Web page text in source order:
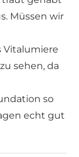
Müssen wir
Vitalumiere
sehen, da
so
echt gut